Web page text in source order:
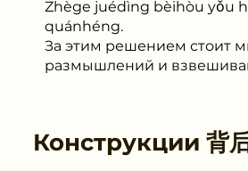
Zhège juédìng bèihòu yǒu
quánhéng.
За этим решением стоит
размышлений и
Конструкции 背